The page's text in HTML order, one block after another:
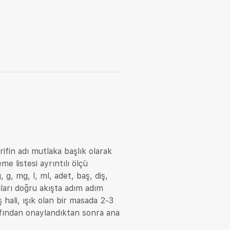
adı mutlaka başlık olarak
listesi ayrıntılı ölçü
g, mg, l, ml, adet, baş, diş,
doğru akışta adım adım
ışık olan bir masada 2-3
onaylandıktan sonra ana